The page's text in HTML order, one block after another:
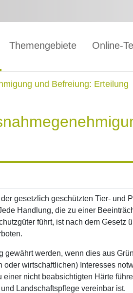
Themengebiete Online-
und Befreiung: Erteilung
gesetzlich geschützten Tier- und
Handlung, die zu einer
führt, ist nach dem Gesetz
gewährt werden, wenn dies aus
wirtschaftlichen) Interesses
nicht beabsichtigten Härte
Landschaftspflege vereinbar ist.